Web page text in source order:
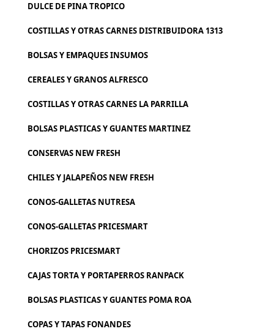
DULCE DE PINA TROPICO
COSTILLAS Y OTRAS CARNES DISTRIBUIDORA 1313
BOLSAS Y EMPAQUES INSUMOS
CEREALES Y GRANOS ALFRESCO
COSTILLAS Y OTRAS CARNES LA PARRILLA
BOLSAS PLASTICAS Y GUANTES MARTINEZ
CONSERVAS NEW FRESH
CHILES Y JALAPEÑOS NEW FRESH
CONOS-GALLETAS NUTRESA
CONOS-GALLETAS PRICESMART
CHORIZOS PRICESMART
CAJAS TORTA Y PORTAPERROS RANPACK
BOLSAS PLASTICAS Y GUANTES POMA ROA
COPAS Y TAPAS FONANDES